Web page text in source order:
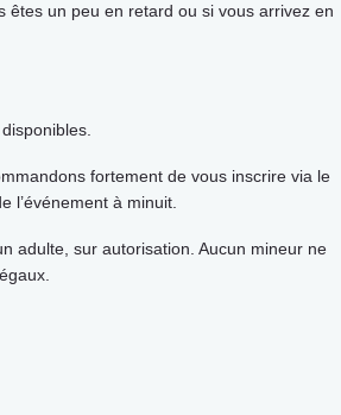
êtes un peu en retard ou si vous arrivez en
fortement de vous inscrire via le
l’événement à minuit.
adulte, sur autorisation. Aucun mineur ne